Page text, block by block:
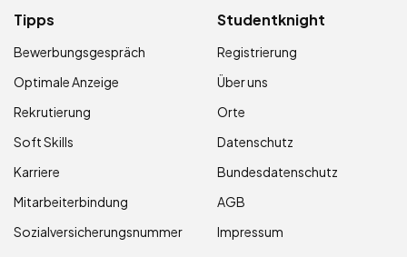
Tipps
Bewerbungsgespräch
Optimale Anzeige
Rekrutierung
Soft Skills
Karriere
Mitarbeiterbindung
Sozialversicherungsnummer
Studentknight
Registrierung
Über uns
Orte
Datenschutz
Bundesdatenschutz
AGB
Impressum